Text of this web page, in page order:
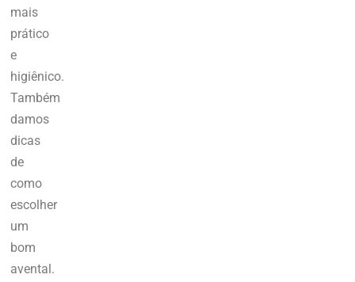
mais
prático
e
higiênico.
Também
damos
dicas
de
como
escolher
um
bom
avental.